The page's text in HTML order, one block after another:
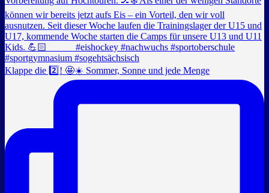
Klappe die 2️⃣! 🤩☀️ Sommer, Sonne und jede Menge